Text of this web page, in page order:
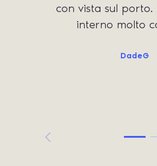
con vista sul porto.
interno molto
DadeG